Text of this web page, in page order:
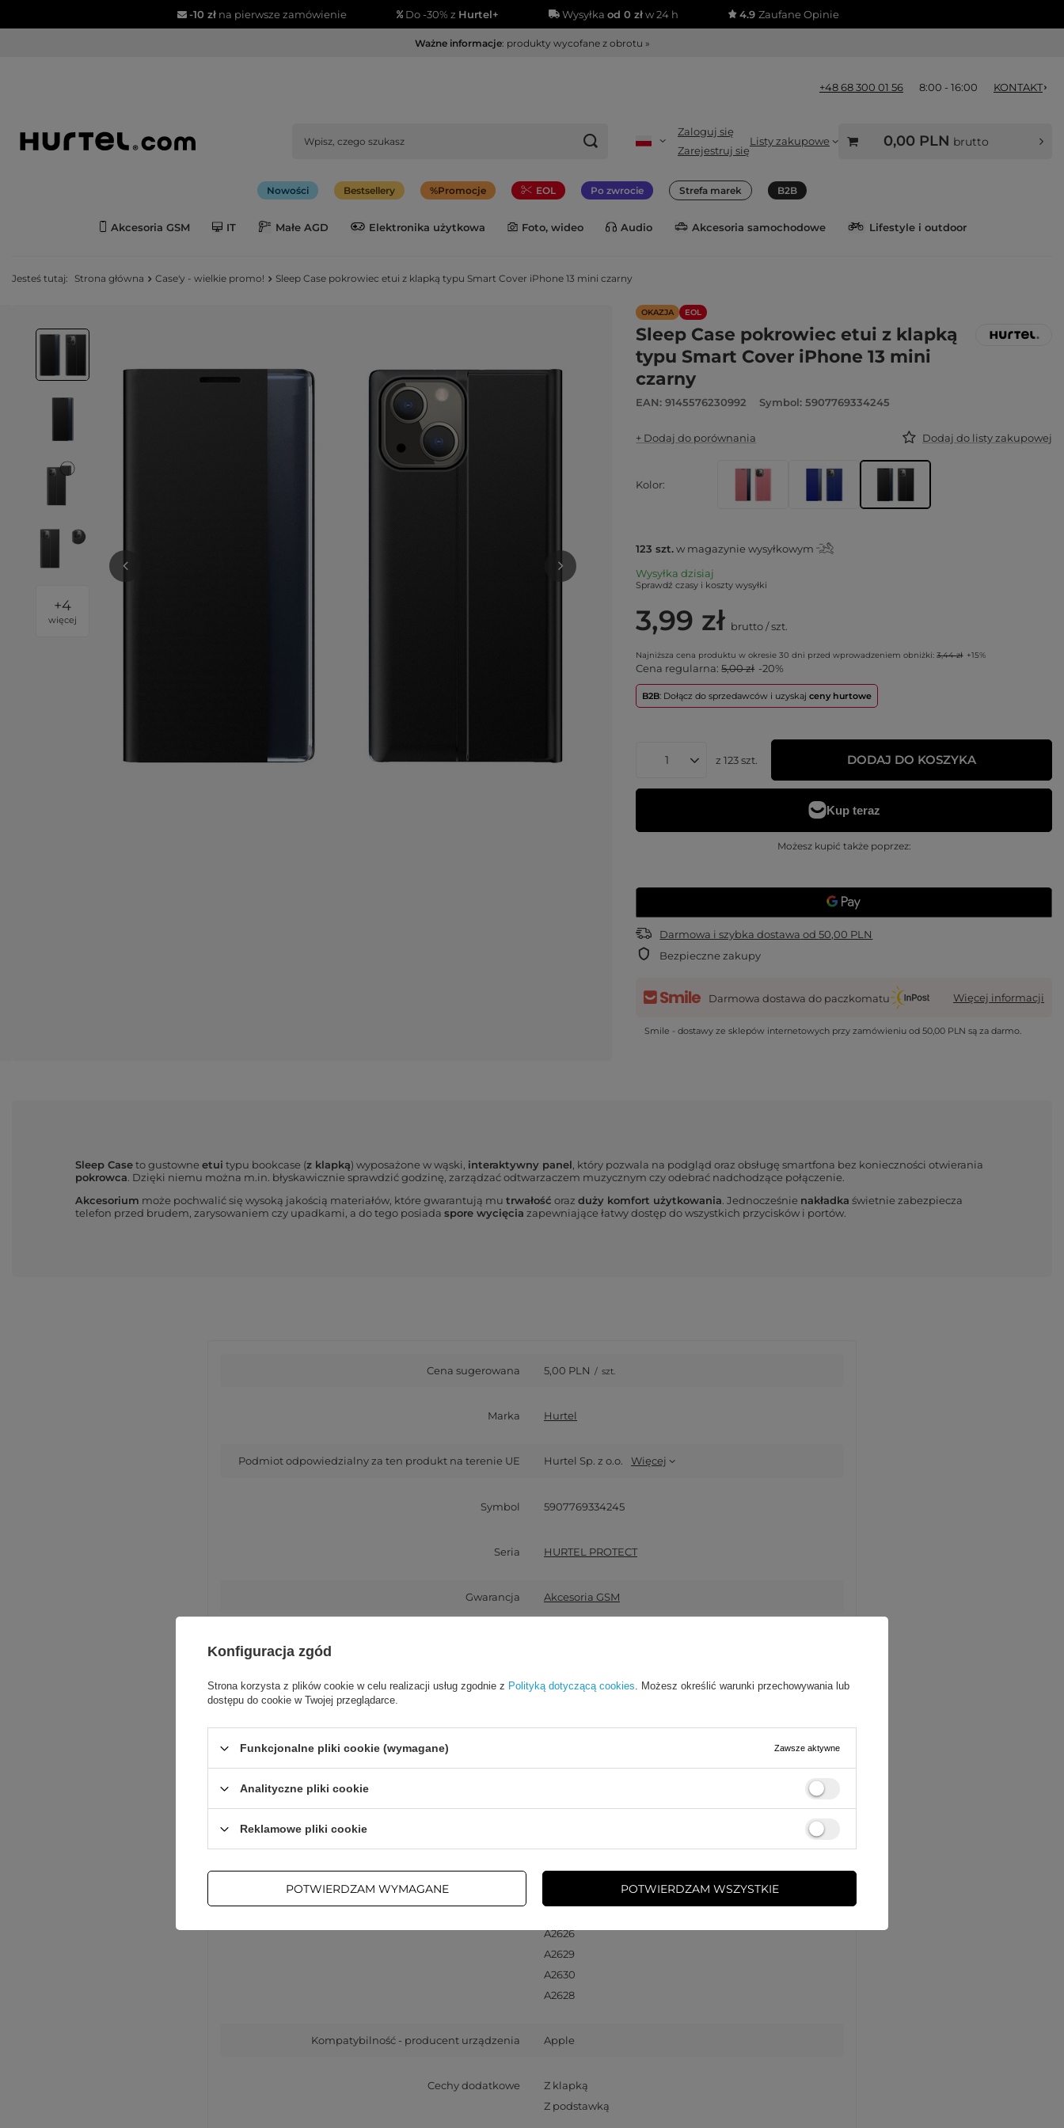
-10 złna pierwsze zamówienie Do -30% z Hurtel+ Wysyłka od 0 złw 24 h 4.9Zaufane Opinie
Ważne informacje: produkty wycofane z obrotu »
+48 68 300 01 56 8:00 - 16:00 KONTAKT
Zaloguj się
Zarejestruj się
Listy zakupowe 0,00 PLN brutto
Nowości Bestsellery Promocje EOL Po zwrocie Strefa marek B2B
Akcesoria GSM IT Małe AGD Elektronika użytkowa Foto, wideo Audio Akcesoria samochodowe Lifestyle i outdoor
Jesteś tutaj: Strona główna Case'y - wielkie promo! Sleep Case pokrowiec etui z klapką typu Smart Cover iPhone 13 mini czarny
+4
więcej
OKAZJA EOL
Sleep Case pokrowiec etui z klapką
typu Smart Cover iPhone 13 mini
czarny
EAN: 9145576230992 Symbol: 5907769334245
+ Dodaj do porównania Dodaj do listy zakupowej
Kolor
123 szt.w magazynie wysyłkowym
Wysyłkadzisiaj
Sprawdź czasy i koszty wysyłki
3,99 zł brutto/szt.
Najniższa cena produktu w okresie 30 dni przed wprowadzeniem obniżki:3,44 zł +15%
Cena regularna:5,00 zł -20%
B2B: Dołącz do sprzedawców i uzyskajceny hurtowe
z123szt. DODAJ DO KOSZYKA
Możesz kupić także poprzez:
Darmowa i szybka dostawa od50,00 PLN
Bezpieczne zakupy
Darmowa dostawa do paczkomatu Więcej informacji
Smile - dostawy ze sklepów internetowych przy zamówieniu od50,00 PLN są za darmo.
Sleep Caseto gustowne etui typu bookcase (z klapką) wyposażone w wąski, interaktywny panel , który pozwala na podgląd oraz obsługę smartfona bez konieczności otwierania
pokrowca . Dzięki niemu można m.in. błyskawicznie sprawdzić godzinę, zarządzać odtwarzaczem muzycznym czy odebrać nadchodzące połączenie.
Akcesorium może pochwalić się wysoką jakością materiałów, które gwarantują mu trwałość oraz duży komfort użytkowania . Jednocześnie nakładka świetnie zabezpiecza
telefon przed brudem, zarysowaniem czy upadkami, a do tego posiada spore wycięcia zapewniające łatwy dostęp do wszystkich przycisków i portów.
Cena sugerowana 5,00 PLN / szt.
Marka Hurtel
Podmiot odpowiedzialny za ten produkt na terenie UE Hurtel Sp. z o.o. Więcej
Symbol 5907769334245
Seria HURTEL PROTECT
Gwarancja Akcesoria GSM
Zastosowanie Do smartfona
Opakowanie Folia
Wysokość opakowania towaru w cm
A2626
A2629
A2630
A2628
Kompatybilność - producent urządzenia Apple
Cechy dodatkowe
Z klapką
Z podstawką
Konfiguracja zgód
Strona korzysta z plików cookie w celu realizacji usług zgodnie z Polityką dotyczącą cookies. Możesz określić warunki przechowywania lub
dostępu do cookie w Twojej przeglądarce.
Funkcjonalne pliki cookie (wymagane) Zawsze aktywne
Analityczne pliki cookie
Reklamowe pliki cookie
POTWIERDZAM WYMAGANE POTWIERDZAM WSZYSTKIE